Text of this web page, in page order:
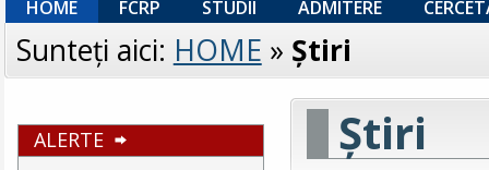
HOME FCRP STUDII ADMITERE
Sunteţi aici: HOME » Ştiri
ALERTE Ştiri